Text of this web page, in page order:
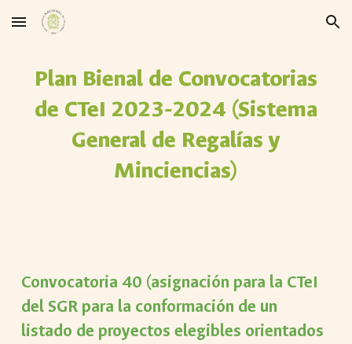
Skip to main content Skip to navigation
Plan Bienal de Convocatorias
de CTeI 2023-2024 (Sistema
General de Regalías y
Minciencias)
Convocatoria 40 (asignación para la CTeI
del SGR para la conformación de un
listado de proyectos elegibles orientados